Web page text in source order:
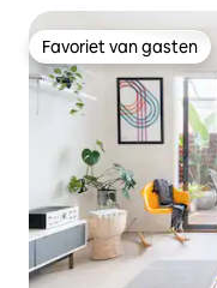
Favoriet van gasten
Favoriet van gasten